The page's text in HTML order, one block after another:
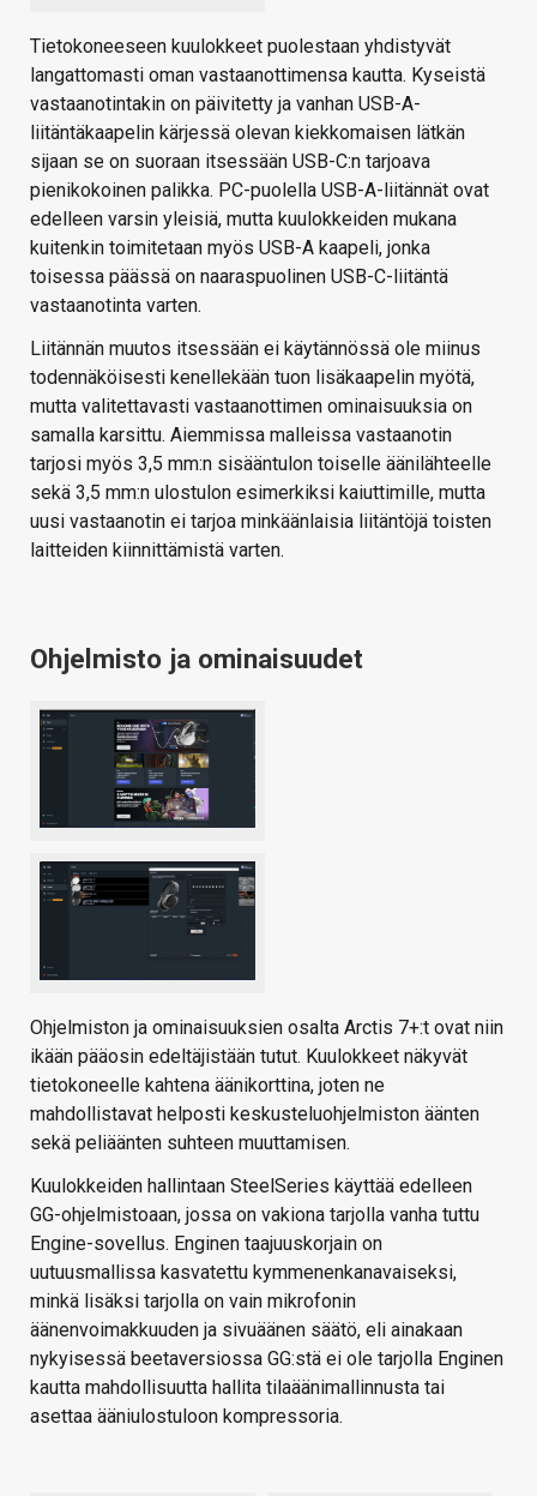
Tietokoneeseen kuulokkeet puolestaan yhdistyvät
langattomasti oman vastaanottimensa kautta. Kyseistä
vastaanotintakin on päivitetty ja vanhan USB-A-
liitäntäkaapelin kärjessä olevan kiekkomaisen lätkän
sijaan se on suoraan itsessään USB-C:n tarjoava
pienikokoinen palikka. PC-puolella USB-A-liitännät ovat
edelleen varsin yleisiä, mutta kuulokkeiden mukana
kuitenkin toimitetaan myös USB-A kaapeli, jonka
toisessa päässä on naaraspuolinen USB-C-liitäntä
vastaanotinta varten.
Liitännän muutos itsessään ei käytännössä ole miinus
todennäköisesti kenellekään tuon lisäkaapelin myötä,
mutta valitettavasti vastaanottimen ominaisuuksia on
samalla karsittu. Aiemmissa malleissa vastaanotin
tarjosi myös 3,5 mm:n sisääntulon toiselle äänilähteelle
sekä 3,5 mm:n ulostulon esimerkiksi kaiuttimille, mutta
uusi vastaanotin ei tarjoa minkäänlaisia liitäntöjä toisten
laitteiden kiinnittämistä varten.
Ohjelmisto ja ominaisuudet
Ohjelmiston ja ominaisuuksien osalta Arctis 7+:t ovat niin
ikään pääosin edeltäjistään tutut. Kuulokkeet näkyvät
tietokoneelle kahtena äänikorttina, joten ne
mahdollistavat helposti keskusteluohjelmiston äänten
sekä peliäänten suhteen muuttamisen.
Kuulokkeiden hallintaan SteelSeries käyttää edelleen
GG-ohjelmistoaan, jossa on vakiona tarjolla vanha tuttu
Engine-sovellus. Enginen taajuuskorjain on
uutuusmallissa kasvatettu kymmenenkanavaiseksi,
minkä lisäksi tarjolla on vain mikrofonin
äänenvoimakkuuden ja sivuäänen säätö, eli ainakaan
nykyisessä beetaversiossa GG:stä ei ole tarjolla Enginen
kautta mahdollisuutta hallita tilaäänimallinnusta tai
asettaa ääniulostuloon kompressoria.